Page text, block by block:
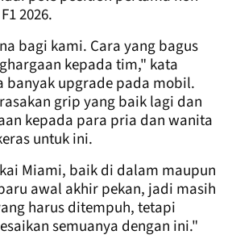
2026.
bagi kami. Cara yang bagus
kepada tim," kata
banyak upgrade pada mobil.
grip yang baik lagi dan
kepada para pria dan wanita
untuk ini.
Miami, baik di dalam maupun
awal akhir pekan, jadi masih
harus ditempuh, tetapi
semuanya dengan ini."